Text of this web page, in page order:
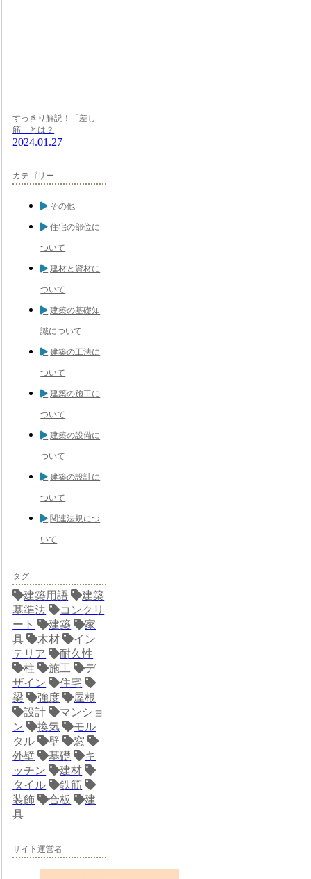
すっきり解説！「差し
筋」とは？
2024.01.27
カテゴリー
その他
住宅の部位に
ついて
建材と資材に
ついて
建築の基礎知
識について
建築の工法に
ついて
建築の施工に
ついて
建築の設備に
ついて
建築の設計に
ついて
関連法規につ
いて
タグ
建築用語
建築
基準法
コンクリ
ート
建築
家
具
木材
イン
テリア
耐久性
柱
施工
デ
ザイン
住宅
梁
強度
屋根
設計
マンショ
ン
換気
モル
タル
壁
窓
外壁
基礎
キ
ッチン
建材
タイル
鉄筋
装飾
合板
建
具
サイト運営者